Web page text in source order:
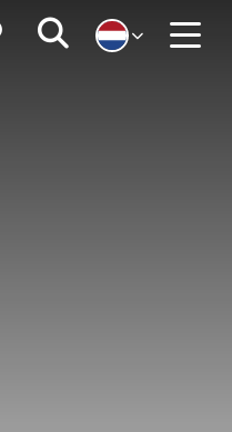
FavorietenZoeken